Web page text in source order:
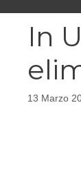
In
13 Marzo